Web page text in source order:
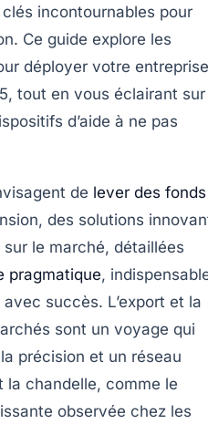
incontournables pour
Ce guide explore les
déployer votre
tout en vous éclairant
d’aide à ne pas
de lever des fonds
des solutions
le marché, détaillées
pragmatique,
succès. L’export et la
sont un voyage qui
précision et un réseau
la chandelle, comme le
observée chez les